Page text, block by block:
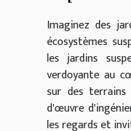
Imaginez des
écosystèmes
les jardins
verdoyante au
sur des terrains
d'œuvre
les regards et